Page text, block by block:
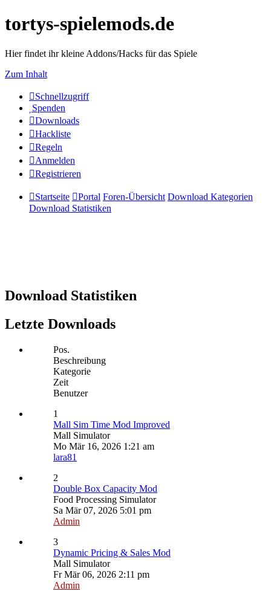
tortys-spielemods.de
Hier findet ihr kleine Addons/Hacks für das Spiele
Zum Inhalt
Schnellzugriff
Spenden
Downloads
Hackliste
Regeln
Anmelden
Registrieren
Startseite Portal Foren-Übersicht Download Kategorien
Download Statistiken
Download Statistiken
Letzte Downloads
Pos.
Beschreibung
Kategorie
Zeit
Benutzer
1
Mall Sim Time Mod Improved
Mall Simulator
Mo Mär 16, 2026 1:21 am
lara81
2
Double Box Capacity Mod
Food Processing Simulator
Sa Mär 07, 2026 5:01 pm
Admin
3
Dynamic Pricing & Sales Mod
Mall Simulator
Fr Mär 06, 2026 2:11 pm
Admin